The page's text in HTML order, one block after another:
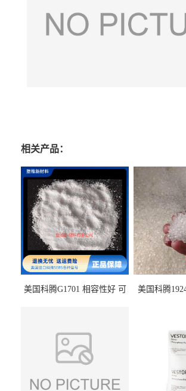
相关产品：
美国科腾G1701 相容性好 可
美国科腾